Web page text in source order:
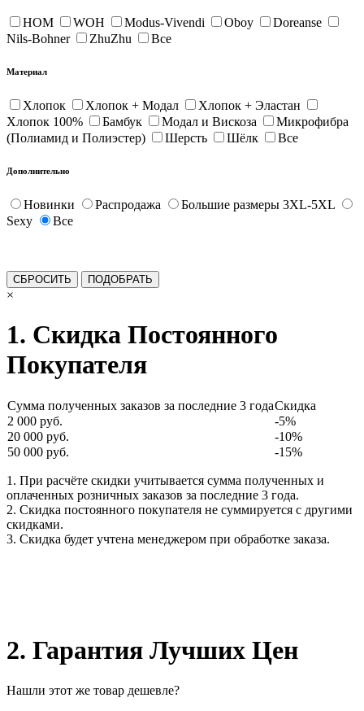
HOM WOH Modus-Vivendi Oboy
Doreanse
Nils-Bohner
ZhuZhu Все
Материал
Хлопок Хлопок + Модал
Хлопок + Эластан
Хлопок 100%
Бамбук Модал и Вискоза
Микрофибра
(Полиамид и Полиэстер)
Шерсть Шёлк Все
Дополнительно
Новинки Распродажа
Большие размеры 3XL-5XL
Sexy
Все
×
1. Скидка Постоянного
Покупателя
Сумма полученных заказов за последние 3 годаСкидка
2 000 руб.
-5%
20 000 руб.
-10%
50 000 руб.
-15%
1. При расчёте скидки учитывается сумма полученных и
оплаченных розничных заказов за последние 3 года.
2. Скидка постоянного покупателя не суммируется с другими
скидками.
3. Скидка будет учтена менеджером при обработке заказа.
2. Гарантия Лучших Цен
Нашли этот же товар дешевле?